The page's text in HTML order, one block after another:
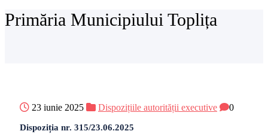
Primăria Municipiului Toplița
23 iunie 2025 Dispozițiile autorității executive 0
Dispoziția nr. 315/23.06.2025